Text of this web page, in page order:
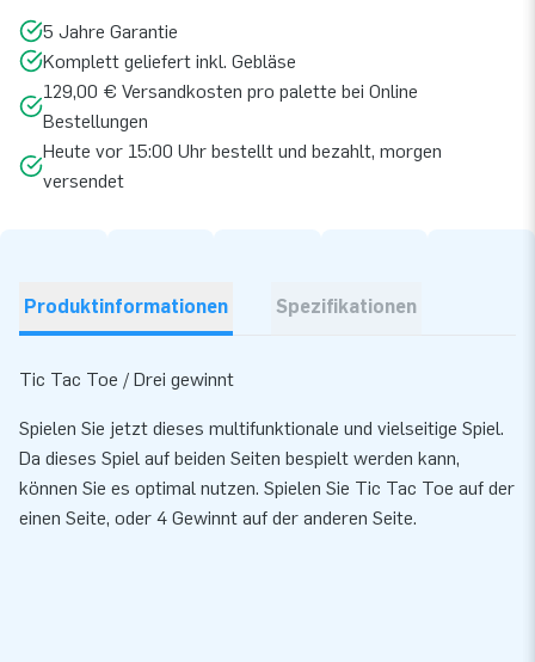
5 Jahre Garantie
Komplett geliefert inkl. Gebläse
129,00 € Versandkosten pro palette bei Online
Bestellungen
Heute vor 15:00 Uhr bestellt und bezahlt, morgen
versendet
Produktinformationen Spezifikationen
Tic Tac Toe / Drei gewinnt
Spielen Sie jetzt dieses multifunktionale und vielseitige Spiel.
Da dieses Spiel auf beiden Seiten bespielt werden kann,
können Sie es optimal nutzen. Spielen Sie Tic Tac Toe auf der
einen Seite, oder 4 Gewinnt auf der anderen Seite.